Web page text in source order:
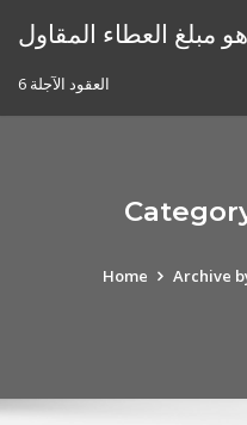
مبلغ العطاء المقاول
6 العقود الآجلة
Home Archive